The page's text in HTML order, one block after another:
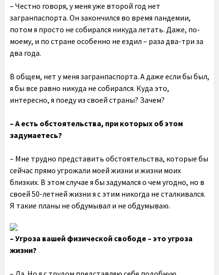
– Честно говоря, у меня уже второй год нет
загранпаспорта. Он закончился во время пандемии,
потом я просто не собирался никуда летать. Даже, по-
моему, и по стране особенно не ездил – раза два-три за
два года.
В общем, нет у меня загранпаспорта. А даже если бы был,
я бы все равно никуда не собирался. Куда это,
интересно, я поеду из своей страны? Зачем?
– А есть обстоятельства, при которых об этом
задумаетесь?
– Мне трудно представить обстоятельства, которые бы
сейчас прямо угрожали моей жизни и жизни моих
близких. В этом случае я бы задумался о чем угодно, но в
своей 50-летней жизни я с этим никогда не сталкивался.
Я такие планы не обдумывал и не обдумываю.
– Угроза вашей физической свободе – это угроза
жизни?